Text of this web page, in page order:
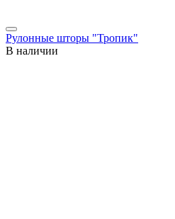
Рулонные шторы "Тропик"
В наличии